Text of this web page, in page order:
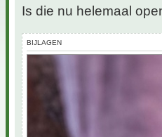
Is die nu helemaal
BIJLAGEN